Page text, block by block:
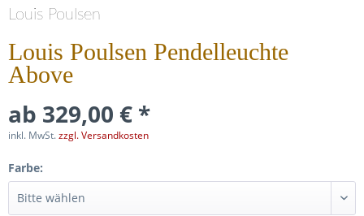
Louis Poulsen
Louis Poulsen Pendelleuchte
Above
ab 329,00 € *
inkl. MwSt.zzgl. Versandkosten
Farbe: